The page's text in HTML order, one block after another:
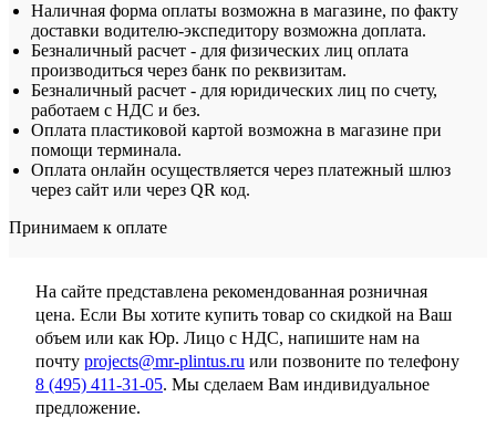
Наличная форма оплаты возможна в магазине, по факту
доставки водителю-экспедитору возможна доплата.
Безналичный расчет - для физических лиц оплата
производиться через банк по реквизитам.
Безналичный расчет - для юридических лиц по счету,
работаем с НДС и без.
Оплата пластиковой картой возможна в магазине при
помощи терминала.
Оплата онлайн осуществляется через платежный шлюз
через сайт или через QR код.
Принимаем к оплате
На сайте представлена рекомендованная розничная
цена. Если Вы хотите купить товар со скидкой на Ваш
объем или как Юр. Лицо с НДС, напишите нам на
почту projects@mr-plintus.ru или позвоните по телефону
8 (495) 411-31-05. Мы сделаем Вам индивидуальное
предложение.